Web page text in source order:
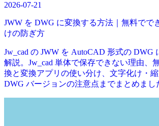
2026-07-21
JWW を DWG に変換する方法｜無料でで
けの防ぎ方
Jw_cad の JWW を AutoCAD 形式の DWG
解説。Jw_cad 単体で保存できない理由、
換と変換アプリの使い分け、文字化け・縮
DWG バージョンの注意点までまとめまし